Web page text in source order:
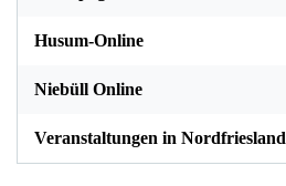
Husum-Online
Niebüll Online
Veranstaltungen in Nordfriesland